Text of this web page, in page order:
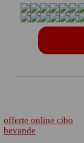
offerte online cibo
bevande